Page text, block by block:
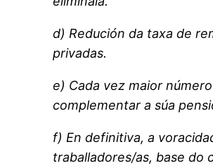
d) Redución da taxa de
privadas.
e) Cada vez maior
complementar a súa
f) En definitiva, a
traballadores/as, base do